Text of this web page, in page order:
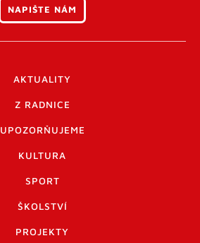
NAPIŠTE NÁM
AKTUALITY
Z RADNICE
UPOZORŇUJEME
KULTURA
SPORT
ŠKOLSTVÍ
PROJEKTY